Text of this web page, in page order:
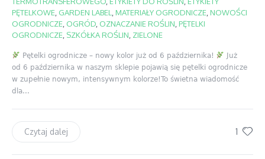
PĘTELKOWE GARDEN LABEL MATERIAŁY OGRODNICZE NOWOŚCI
OGRODNICZE OGRÓD OZNACZANIE ROŚLIN PĘTELKI
OGRODNICZE SZKÓŁKA ROŚLIN ZIELONE
Pętelki ogrodnicze – nowy kolor już od 6 października!
Już
od 6 października w naszym sklepie pojawią się pętelki ogrodnicze
w zupełnie nowym, intensywnym kolorze!To świetna wiadomość
dla...
1
Czytaj dalej